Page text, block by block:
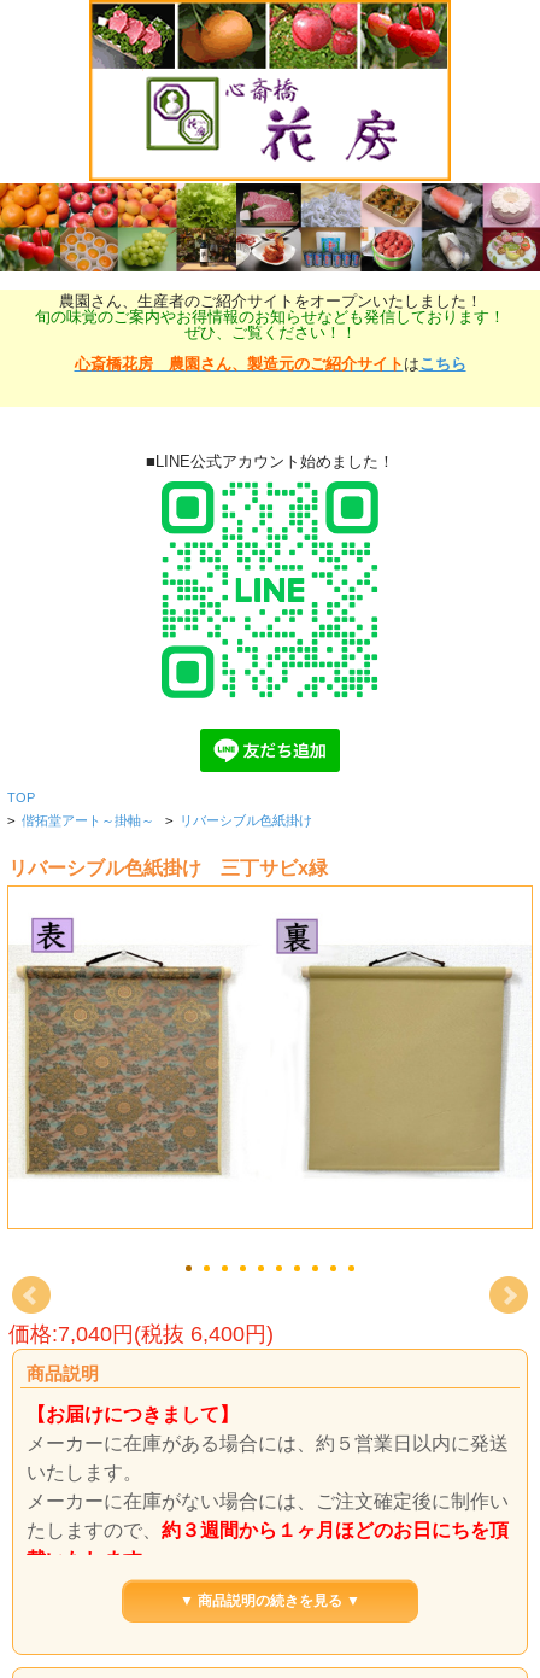
農園さん、生産者のご紹介サイトをオープンいたしました！
旬の味覚のご案内やお得情報のお知らせなども発信しております！
ぜひ、ご覧ください！！
心斎橋花房 農園さん、製造元のご紹介サイト はこちら
■LINE公式アカウント始めました！
TOP
> 偕拓堂アート～掛軸～ > リバーシブル色紙掛け
リバーシブル色紙掛け 三丁サビx緑
価格:7,040円(税抜 6,400円)
商品説明
【お届けにつきまして】
メーカーに在庫がある場合には、約５営業日以内に発送
いたします。
メーカーに在庫がない場合には、ご注文確定後に制作い
たしますので、 約３週間から１ヶ月ほどのお日にちを頂
戴いたします。
在庫状況につきましては、ご注文確定後の確認となりま
すので、何卒、ご了承ください。
▼ 商品説明の続きを見る ▼